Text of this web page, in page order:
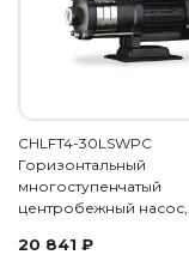
CHLFT4-30LSWPC
Горизонтальный
многоступенчатый
центробежный
20 841 ₽